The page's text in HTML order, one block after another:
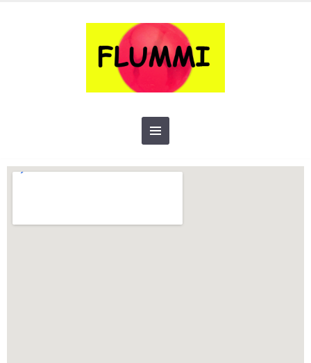
hello@domain.com +00 999 123 456